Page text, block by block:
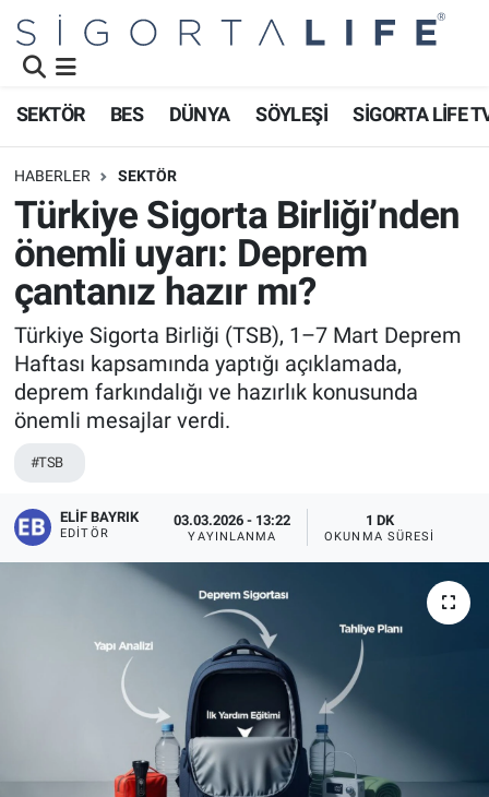
SEKTÖR BES DÜNYA SÖYLEŞİ SİGORTA LİFE
HABERLER SEKTÖR
Türkiye Sigorta Birliği’nden
önemli uyarı: Deprem
çantanız hazır mı?
Türkiye Sigorta Birliği (TSB), 1–7 Mart Deprem
Haftası kapsamında yaptığı açıklamada,
deprem farkındalığı ve hazırlık konusunda
önemli mesajlar verdi.
#TSB
ELIF BAYRIK
EDITÖR
03.03.2026 - 13:22
YAYINLANMA
1 DK
OKUNMA SÜRESI
Namaz Vakitleri
Trafik Durumu
Süper Lig Puan Durumu ve Fikstür
Tüm Manşetler
Son Dakika Haberleri
Haber Arşivi